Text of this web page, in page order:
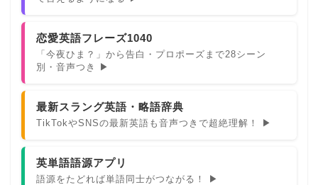
恋愛英語フレーズ1040
「今夜ひま？」から告白・プロポーズまで28シーン
別・音声つき ▶
最新スラング英語・略語辞典
TikTokやSNSの最新英語も音声つきで超絶理解！ ▶
英単語語源アプリ
語源をたどれば単語同士がつながる！ ▶